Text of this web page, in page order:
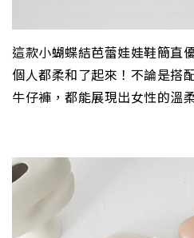
這款小蝴蝶結芭蕾娃娃鞋簡直
個人都柔和了起來！不論是搭
牛仔褲，都能展現出女性的溫